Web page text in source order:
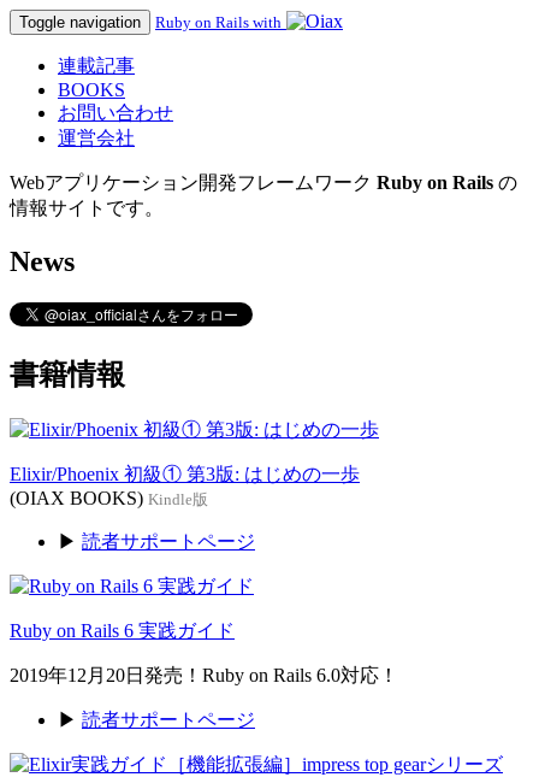
Toggle navigation Ruby on Rails with
連載記事
BOOKS
お問い合わせ
運営会社
Webアプリケーション開発フレームワーク Ruby on Rails の
情報サイトです。
News
書籍情報
Elixir/Phoenix 初級① 第3版: はじめの一歩
(OIAX BOOKS) Kindle版
▶ 読者サポートページ
Ruby on Rails 6 実践ガイド
2019年12月20日発売！Ruby on Rails 6.0対応！
▶ 読者サポートページ